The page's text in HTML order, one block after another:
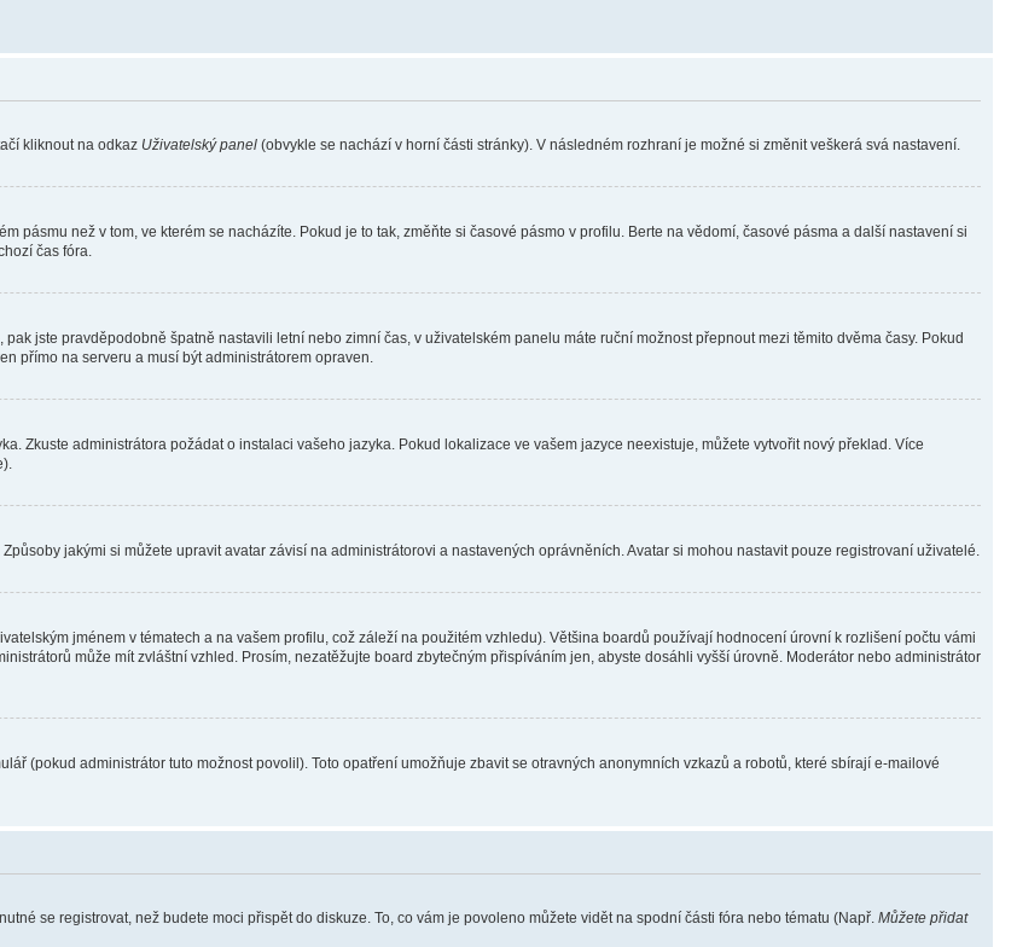
kliknout na odkaz Uživatelský panel (obvykle se nachází v horní části stránky). V následném rozhraní je možné si změnit veškerá svá nastavení.
pásmu než v tom, ve kterém se nacházíte. Pokud je to tak, změňte si časové pásmo v profilu. Berte na vědomí, časové pásma a další nastavení si
čas fóra.
jste pravděpodobně špatně nastavili letní nebo zimní čas, v uživatelském panelu máte ruční možnost přepnout mezi těmito dvěma časy. Pokud
přímo na serveru a musí být administrátorem opraven.
Zkuste administrátora požádat o instalaci vašeho jazyka. Pokud lokalizace ve vašem jazyce neexistuje, můžete vytvořit nový překlad. Více
jakými si můžete upravit avatar závisí na administrátorovi a nastavených oprávněních. Avatar si mohou nastavit pouze registrovaní uživatelé.
jménem v tématech a na vašem profilu, což záleží na použitém vzhledu). Většina boardů používají hodnocení úrovní k rozlišení počtu vámi
může mít zvláštní vzhled. Prosím, nezatěžujte board zbytečným přispíváním jen, abyste dosáhli vyšší úrovně. Moderátor nebo administrátor
(pokud administrátor tuto možnost povolil). Toto opatření umožňuje zbavit se otravných anonymních vzkazů a robotů, které sbírají e-mailové
se registrovat, než budete moci přispět do diskuze. To, co vám je povoleno můžete vidět na spodní části fóra nebo tématu (Např. Můžete přidat